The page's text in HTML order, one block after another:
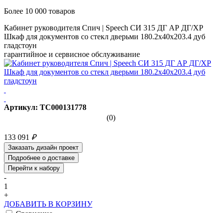
Более 10 000 товаров
Кабинет руководителя Спич | Speech СИ 315 ДГ АР ДГ/ХР
Шкаф для документов со стекл дверьми 180.2x40x203.4 дуб
гладстоун
гарантийное и сервисное обслуживание
Артикул: ТС000131778
(0)
133 091 ₽
Заказать дизайн проект
Подробнее о доставке
Перейти к набору
-
1
+
ДОБАВИТЬ В КОРЗИНУ